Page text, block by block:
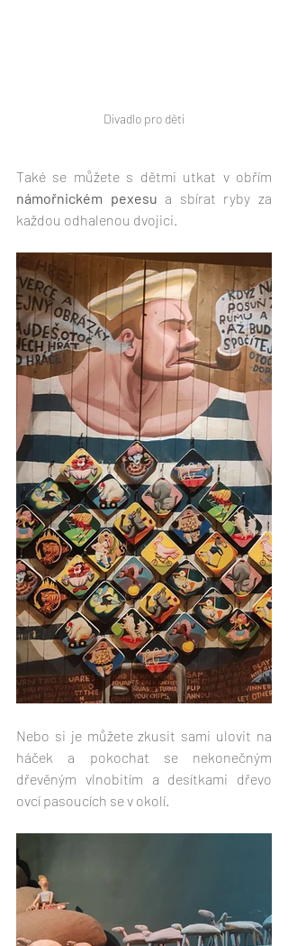
Divadlo pro děti
námořnickém pexesu a sbírat ryby za
každou odhalenou dvojici.
Nebo si je můžete zkusit sami ulovit na
háček a pokochat se nekonečným
dřevěným vlnobitím a desítkami dřevo
ovcí pasoucích se v okolí.